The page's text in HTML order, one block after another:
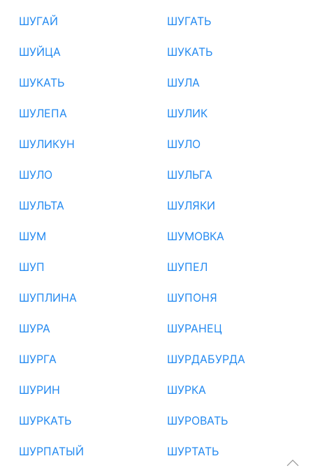
ШУГАЙ ШУГАТЬ
ШУЙЦА ШУКАТЬ
ШУКАТЬ ШУЛА
ШУЛЕПА ШУЛИК
ШУЛИКУН ШУЛО
ШУЛО ШУЛЬГА
ШУЛЬТА ШУЛЯКИ
ШУМ ШУМОВКА
ШУП ШУПЕЛ
ШУПЛИНА ШУПОНЯ
ШУРА ШУРАНЕЦ
ШУРГА ШУРДАБУРДА
ШУРИН ШУРКА
ШУРКАТЬ ШУРОВАТЬ
ШУРПАТЫЙ ШУРТАТЬ